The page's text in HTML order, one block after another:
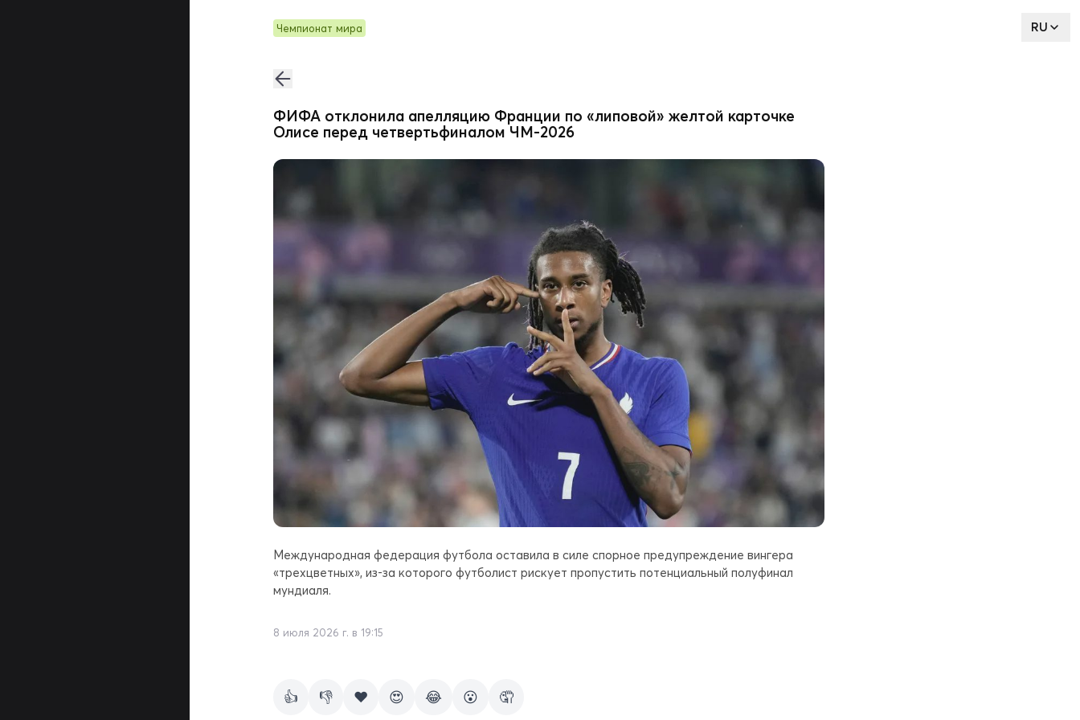
RU
Чемпионат мира
ФИФА отклонила апелляцию Франции по «липовой» желтой карточке
Олисе перед четвертьфиналом ЧМ-2026
Международная федерация футбола оставила в силе спорное предупреждение вингера
«трехцветных», из-за которого футболист рискует пропустить потенциальный полуфинал
мундиаля.
8 июля 2026 г. в 19:15
👍 👎 ❤️ 😍 😂 😮 🤦